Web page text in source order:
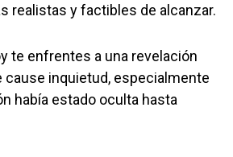
realistas y factibles de alcanzar.
te enfrentes a una revelación
cause inquietud, especialmente
había estado oculta hasta